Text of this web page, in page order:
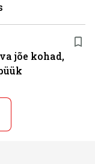
jõe kohad,